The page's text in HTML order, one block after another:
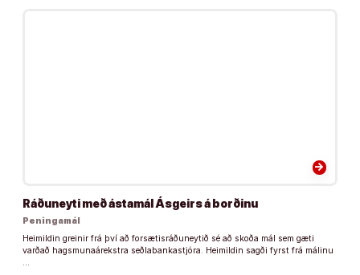
arrow_forward
Ráðuneyti með ástamál Ásgeirs á borðinu
Peningamál
Heimildin greinir frá því að forsætisráðuneytið sé að skoða mál sem gæti
varðað hagsmunaárekstra seðlabankastjóra. Heimildin sagði fyrst frá málinu